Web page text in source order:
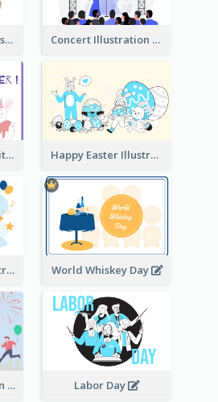
Christmas Jesus Illustration Concert Illustration
Happy Easter Rabbit Illustration Happy Easter Illustration
Music Festival Illustration World Whiskey Day
Festival Celebration Illustration Labor Day